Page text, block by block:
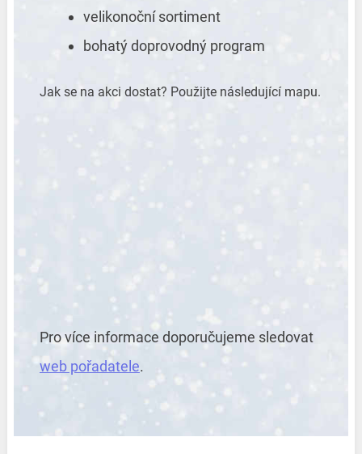
velikonoční sortiment
bohatý doprovodný program
Jak se na akci dostat? Použijte následující mapu.
Pro více informace doporučujeme sledovat
web pořadatele.